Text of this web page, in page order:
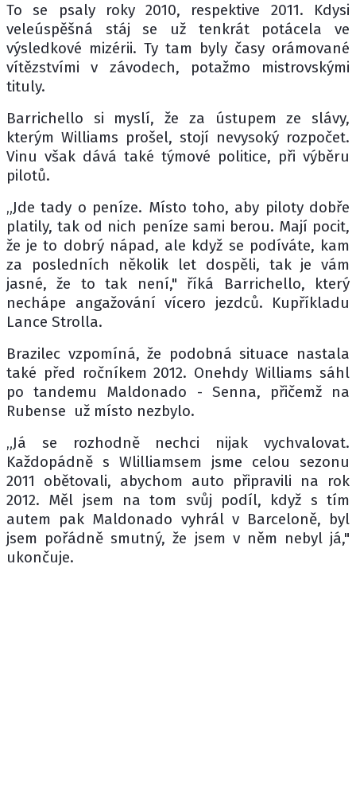
To se psaly roky 2010, respektive 2011. Kdysi
veleúspěšná stáj se už tenkrát potácela ve
výsledkové mizérii. Ty tam byly časy orámované
vítězstvími v závodech, potažmo mistrovskými
tituly.
Barrichello si myslí, že za ústupem ze slávy,
kterým Williams prošel, stojí nevysoký rozpočet.
Vinu však dává také týmové politice, při výběru
pilotů.
„Jde tady o peníze. Místo toho, aby piloty dobře
platily, tak od nich peníze sami berou. Mají pocit,
že je to dobrý nápad, ale když se podíváte, kam
za posledních několik let dospěli, tak je vám
jasné, že to tak není," říká Barrichello, který
nechápe angažování vícero jezdců. Kupříkladu
Lance Strolla.
Brazilec vzpomíná, že podobná situace nastala
také před ročníkem 2012. Onehdy Williams sáhl
po tandemu Maldonado - Senna, přičemž na
Rubense už místo nezbylo.
„Já se rozhodně nechci nijak vychvalovat.
Každopádně s Wlilliamsem jsme celou sezonu
2011 obětovali, abychom auto připravili na rok
2012. Měl jsem na tom svůj podíl, když s tím
autem pak Maldonado vyhrál v Barceloně, byl
jsem pořádně smutný, že jsem v něm nebyl já,"
ukončuje.